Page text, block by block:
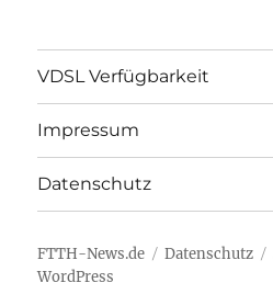
VDSL Verfügbarkeit
Impressum
Datenschutz
FTTH-News.de Datenschutz
WordPress